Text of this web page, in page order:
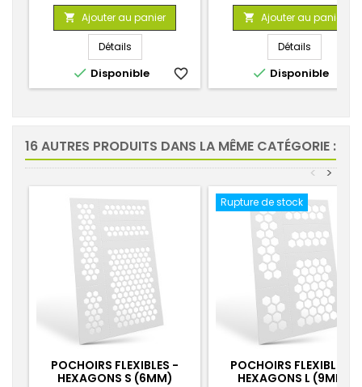
de
base
 Ajouter au panier
Détails
 Disponible favorite_border
de
base
 Ajouter au panier
Détails
 Disponible
16 AUTRES PRODUITS DANS LA MÊME CATÉGORIE :
>
<
POCHOIRS FLEXIBLES -
HEXAGONS S (6MM)
Rupture de stock
POCHOIRS FLEXIBLES -
HEXAGONS L (9MM)